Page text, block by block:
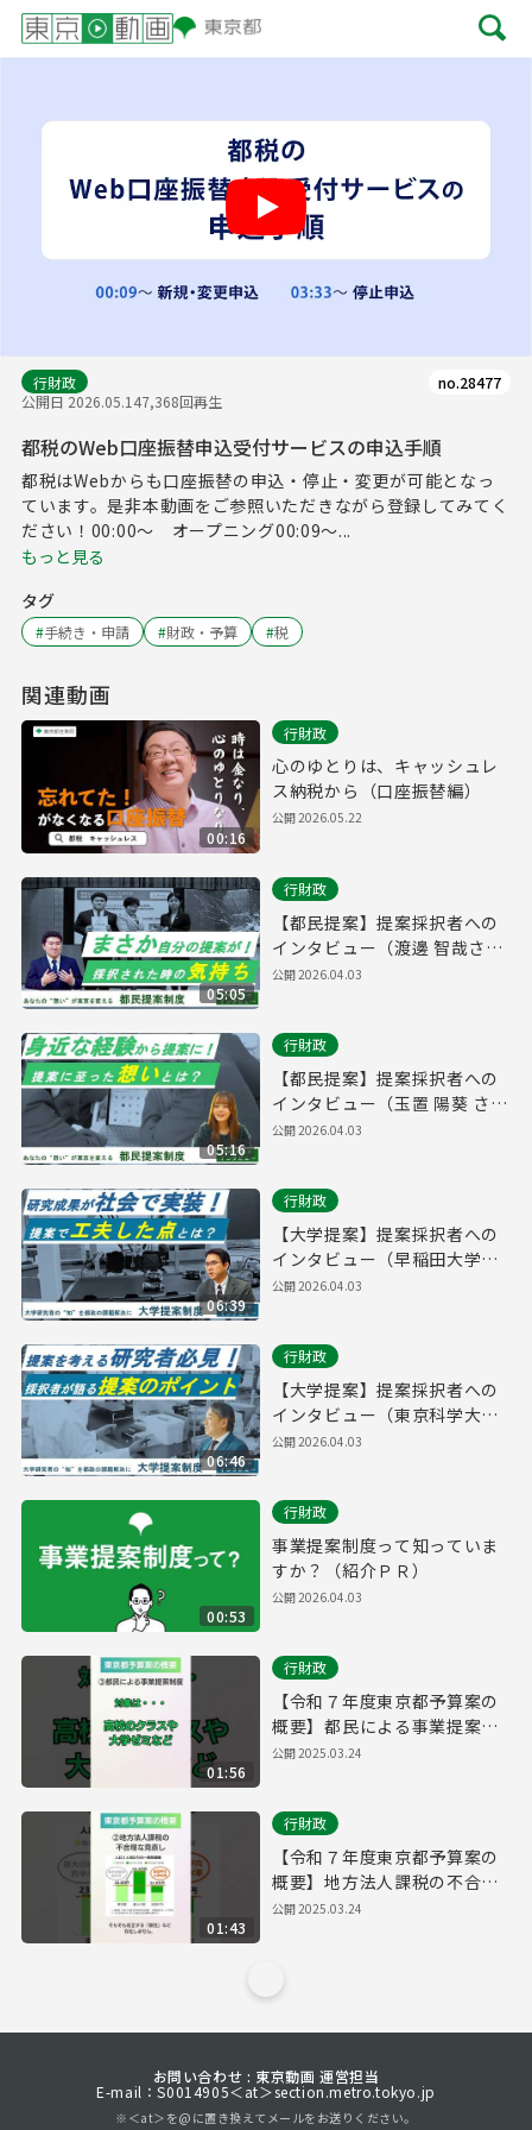
行財政
公開日 2026.05.147,368回再生
no.28477
都税のWeb口座振替申込受付サービスの申込手順
都税はWebからも口座振替の申込・停止・変更が可能となっ
ています。是非本動画をご参照いただきながら登録してみてく
ださい！00:00～ オープニング00:09～...
もっと見る
タグ
#手続き・申請 #財政・予算 #税
関連動画
00:16
行財政
心のゆとりは、キャッシュレ
ス納税から（口座振替編）
公開2026.05.22
05:05
行財政
【都民提案】提案採択者への
インタビュー（渡邊 智哉さ
ん）
公開2026.04.03
05:16
行財政
【都民提案】提案採択者への
インタビュー（玉置 陽葵 さ
ん）
公開2026.04.03
06:39
行財政
【大学提案】提案採択者への
インタビュー（早稲田大学・
小野田 弘士 氏）
公開2026.04.03
06:46
行財政
【大学提案】提案採択者への
インタビュー（東京科学大
学・蘇原 映誠 氏）
公開2026.04.03
00:53
行財政
事業提案制度って知っていま
すか？（紹介ＰＲ）
公開2026.04.03
01:56
行財政
【令和７年度東京都予算案の
概要】都民による事業提案制
度
公開2025.03.24
01:43
行財政
【令和７年度東京都予算案の
概要】地方法人課税の不合理
な見直し
公開2025.03.24
お問い合わせ : 東京動画 運営担当
E-mail：S0014905＜at＞section.metro.tokyo.jp
※＜at＞を@に置き換えてメールをお送りください。